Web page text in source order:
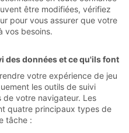
être modifiées, vérifiez
pour vous assurer que votre
vos besoins.
des données et ce qu'ils font
votre expérience de jeu
les outils de suivi
de votre navigateur. Les
quatre principaux types de
tâche :